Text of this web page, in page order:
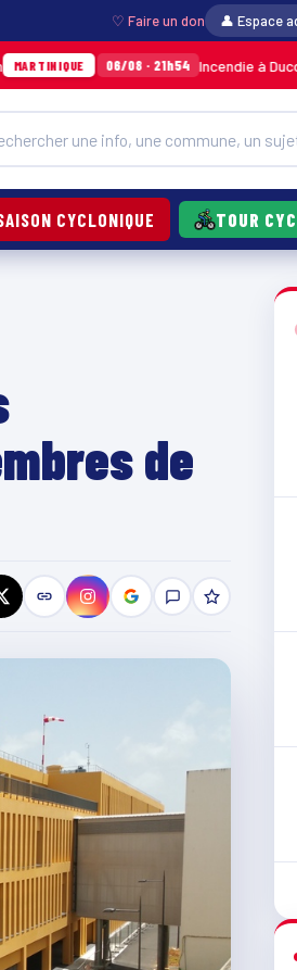
♡ Faire un don 👤 Espace
06/08 · 21h54 Incendie à Ducos :
CYCLONIQUE TOUR
de